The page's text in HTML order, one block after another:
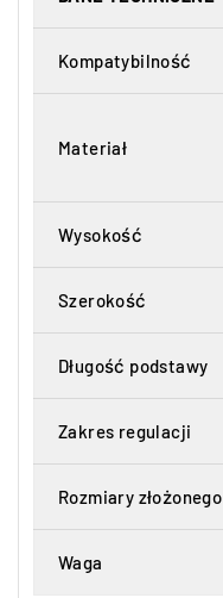
Kompatybilność
Materiał
Wysokość
Szerokość
Długość podstawy
Zakres regulacji
Rozmiary złożonego
Waga